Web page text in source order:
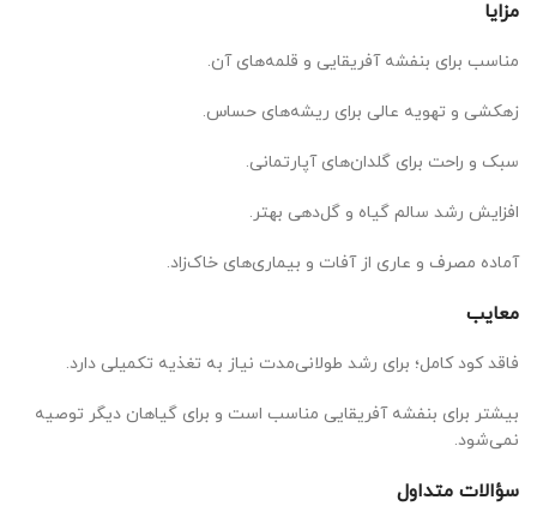
مزایا
مناسب برای بنفشه آفریقایی و قلمه‌های آن.
زهکشی و تهویه عالی برای ریشه‌های حساس.
سبک و راحت برای گلدان‌های آپارتمانی.
افزایش رشد سالم گیاه و گل‌دهی بهتر.
آماده مصرف و عاری از آفات و بیماری‌های خاک‌زاد.
معایب
فاقد کود کامل؛ برای رشد طولانی‌مدت نیاز به تغذیه تکمیلی دارد.
بیشتر برای بنفشه آفریقایی مناسب است و برای گیاهان دیگر توصیه
نمی‌شود.
سؤالات متداول